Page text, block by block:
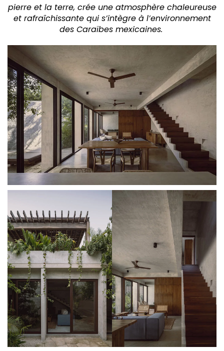
pierre et la terre, crée une atmosphère chaleureuse
et rafraîchissante qui s’intègre à l’environnement
des Caraïbes mexicaines.